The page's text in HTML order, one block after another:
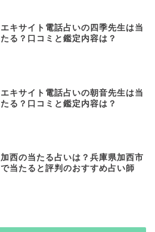
エキサイト電話占いの四季先生は当
たる？口コミと鑑定内容は？
エキサイト電話占いの朝音先生は当
たる？口コミと鑑定内容は？
加西の当たる占いは？兵庫県加西市
で当たると評判のおすすめ占い師